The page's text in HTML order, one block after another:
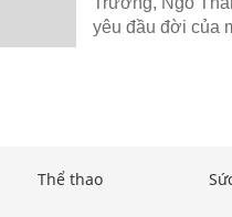
yêu đầu đời của
Thể thao